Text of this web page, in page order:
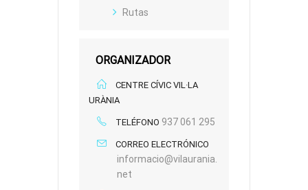
Rutas
ORGANIZADOR
CENTRE CÍVIC VIL·LA
URÀNIA
TELÉFONO 937 061 295
CORREO ELECTRÓNICO
informacio@vilaurania.
net